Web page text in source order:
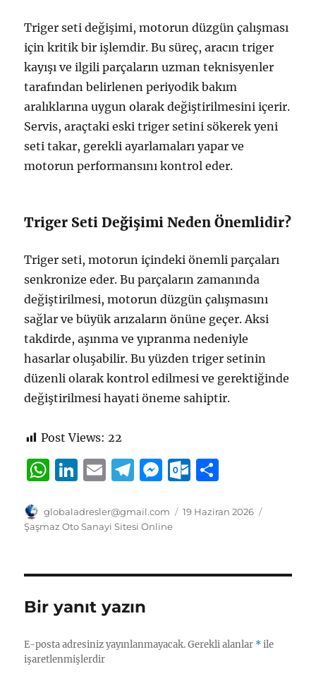
Triger seti değişimi, motorun düzgün çalışması
için kritik bir işlemdir. Bu süreç, aracın triger
kayışı ve ilgili parçaların uzman teknisyenler
tarafından belirlenen periyodik bakım
aralıklarına uygun olarak değiştirilmesini içerir.
Servis, araçtaki eski triger setini sökerek yeni
seti takar, gerekli ayarlamaları yapar ve
motorun performansını kontrol eder.
Triger Seti Değişimi Neden Önemlidir?
Triger seti, motorun içindeki önemli parçaları
senkronize eder. Bu parçaların zamanında
değiştirilmesi, motorun düzgün çalışmasını
sağlar ve büyük arızaların önüne geçer. Aksi
takdirde, aşınma ve yıpranma nedeniyle
hasarlar oluşabilir. Bu yüzden triger setinin
düzenli olarak kontrol edilmesi ve gerektiğinde
değiştirilmesi hayati öneme sahiptir.
Post Views: 22
W
at
s
p
p
Li
k
e
I
n
E
ai
l
T
e
g
a
m
M
ss
e
g
O
tl
k.
m
a
Yazar
globaladresler@gmail.com
Yayın
19 Haziran 2026
Şaşmaz Oto Sanayi Sitesi Online
Bir yanıt yazın
E-posta adresiniz yayınlanmayacak. Gerekli alanlar *ile
işaretlenmişlerdir